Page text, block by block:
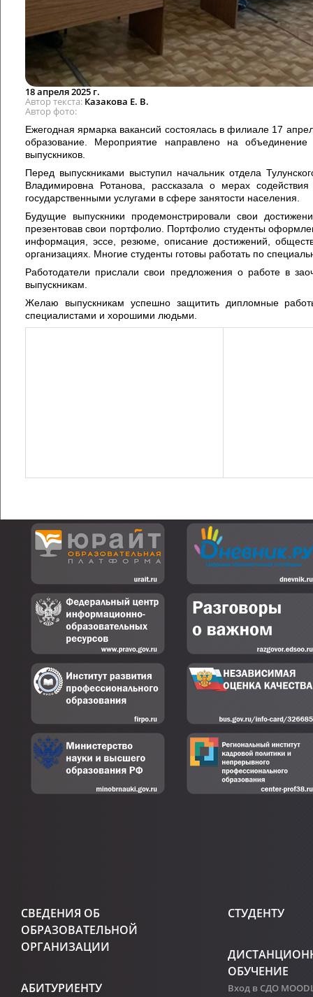
18 апреля 2025 г.
Автор текста Казакова Е. В.
Автор фото
Ежегодная ярмарка вакансий состоялась в филиале 17
образование. Мероприятие направлено на объединение
выпускников.
Перед выпускниками выступил начальник отдела
Владимировна Ротанова, рассказала о мерах
государственными услугами в сфере занятости населения.
Будущие выпускники продемонстрировали свои
презентовав свои портфолио. Портфолио студенты
информация, эссе, резюме, описание достижений,
организациях. Многие студенты готовы работать по
Работодатели прислали свои предложения о работе в
выпускникам.
Желаю выпускникам успешно защитить дипломные
специалистами и хорошими людьми.
СВЕДЕНИЯ ОБ
ОБРАЗОВАТЕЛЬНОЙ
ОРГАНИЗАЦИИ
АБИТУРИЕНТУ
СТУДЕНТУ
ОБУЧЕНИЕ
Вход в СДО